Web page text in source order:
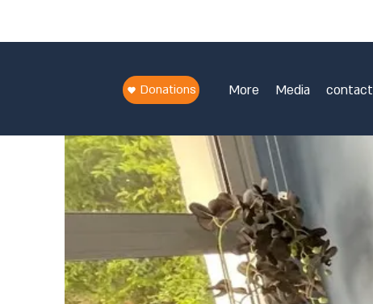
Donations contact
Media
More